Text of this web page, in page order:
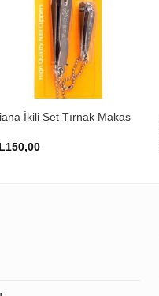
İkili Set Tırnak Makas
150,00